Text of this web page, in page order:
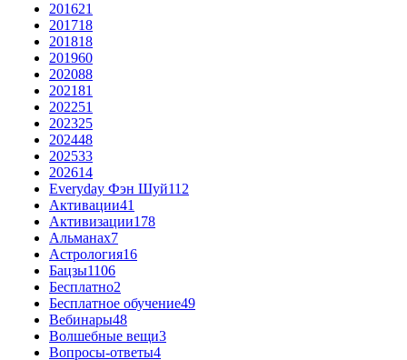
201621
201718
201818
201960
202088
202181
202251
202325
202448
202533
202614
Everyday Фэн Шуй112
Активации41
Активизации178
Альманах7
Астрология16
Бацзы1106
Бесплатно2
Бесплатное обучение49
Вебинары48
Волшебные вещи3
Вопросы-ответы4